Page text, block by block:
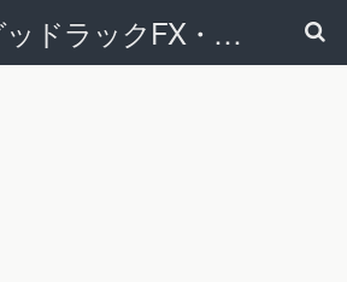
鬼隼（グッドラックFX・改）